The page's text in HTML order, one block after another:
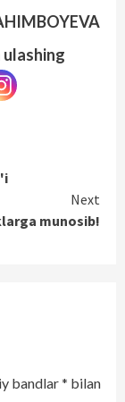
Next
munosib!
bandlar* bilan